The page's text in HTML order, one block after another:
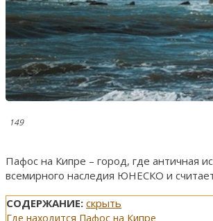
149
Пафос на Кипре – город, где античная
всемирного наследия ЮНЕСКО и
СОДЕРЖАНИЕ: скрыть
Где находится Пафос на Кипре